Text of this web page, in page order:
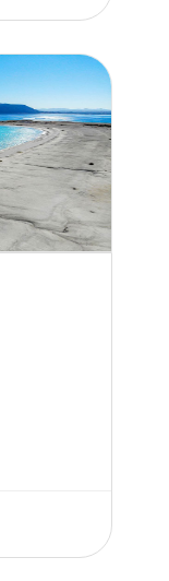
from
$55